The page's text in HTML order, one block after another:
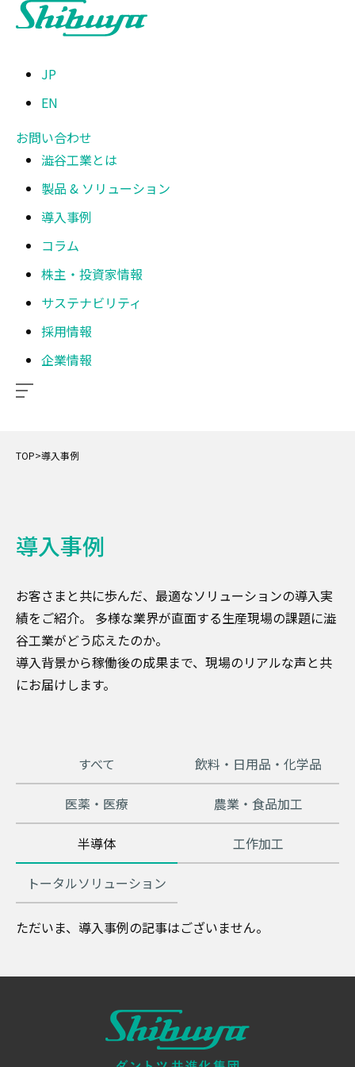
JP
EN
お問い合わせ
澁谷工業とは
製品 & ソリューション
導入事例
コラム
株主・投資家情報
サステナビリティ
採用情報
企業情報
TOP>導入事例
導入事例
お客さまと共に歩んだ、最適なソリューションの導入実
績をご紹介。 多様な業界が直面する生産現場の課題に澁
谷工業がどう応えたのか。
導入背景から稼働後の成果まで、現場のリアルな声と共
にお届けします。
すべて 飲料・日用品・化学品
医薬・医療 農業・食品加工
半導体 工作加工
トータルソリューション
ただいま、導入事例の記事はございません。